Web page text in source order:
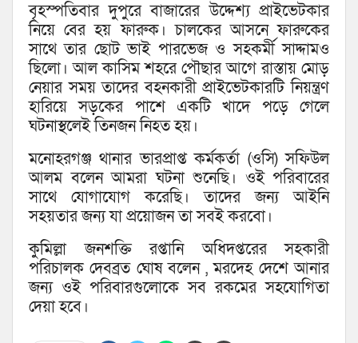
বৃহস্পতিবার দুপুরে বাজারের উদ্দেশ্য প্রাইভেটকার
নিয়ে বের হয় ফারুক। চালকের আসনে ফারুকের
সাথে তার ছোট ভাই পারভেজ ও সহকর্মী সাদ্দামও
ছিলো। আল কাসিম শহরে পৌছার আগে রাস্তায় মোড়
নেয়ার সময় তাদের বহনকারী প্রাইভেটকারটি নিয়ন্ত্রণ
হারিয়ে সড়কের পাশে একটি খাদে পড়ে গেলে
ঘটনাস্থলেই তিনজন নিহত হয়।
মনোহরগঞ্জ থানার ভারপ্রাপ্ত কর্মকর্তা (ওসি) সফিউল
আলম বলেন আমরা ঘটনা শুনেছি। ওই পরিবারের
সাথে যোগাযোগ করেছি। তাদের জন্য আইনি
সহয়তার জন্য যা প্রয়োজন তা সবই করবো।
কুমিল্লা জনশক্তি রপ্তানি অধিদপ্তরের সহকারী
পরিচালক দেবব্রত ঘোষ বলেন , মরদেহ দেশে আনার
জন্য ওই পরিবারগুলোকে সব রকমের সহযোগিতা
দেয়া হবে।